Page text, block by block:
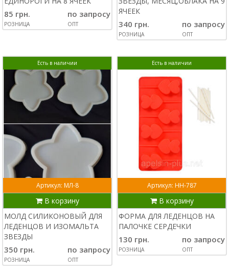
85 грн.
РОЗНИЦА
по запросу
ОПТ
ЯЧЕЕК
340 грн.
РОЗНИЦА
по запросу
ОПТ
Есть в наличии
Артикул: МЛ-8
В корзину
МОЛД СИЛИКОНОВЫЙ ДЛЯ
ЛЕДЕНЦОВ И ИЗОМАЛЬТА
ЗВЕЗДЫ
350 грн.
РОЗНИЦА
по запросу
ОПТ
Есть в наличии
Артикул: НН-787
В корзину
ФОРМА ДЛЯ ЛЕДЕНЦОВ НА
ПАЛОЧКЕ СЕРДЕЧКИ
130 грн.
РОЗНИЦА
по запросу
ОПТ